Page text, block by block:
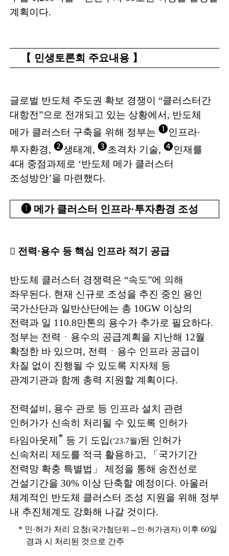
계획이다.
【 민생토론회 주요내용 】
글로벌 반도체 주도권 확보 경쟁이 “클러스터간
대항전”으로 전개되고 있는 상황에서 , 반도체
메가 클러스터 구축을 위해 정부는 ➊인프라·
투자환경, ➋생태계 , ➌초격차 기술, ➍인재를
4대 중점과제로 ‘반도체 메가 클러스터
조성방안’을 마련했다.
➊ 메가 클러스터 인프라·투자환경 조성
󰊱 전력·용수 등 핵심 인프라 적기 공급
반도체 클러스터 경쟁력은 “속도”에 의해
좌우된다. 현재 신규로 조성을 추진 중인 용인
국가산단과 일반산단에는 총 10GW 이상의
전력과 일 110.8만톤의 용수가 추가로 필요하다.
정부는 전력ㆍ용수의 공급계획을 지난해 12월
확정한 바 있으며, 전력ㆍ용수 인프라 공급이
차질 없이 진행될 수 있도록 지자체 등
관계기관과 함께 총력 지원할 계획이다.
전력설비, 용수 관로 등 인프라 설치 관련
인허가가 신속히 처리될 수 있도록 인허가
타임아웃제* 등 기 도입(‘23.7월)된 인허가
신속처리 제도를 적극 활용하고, 「국가기간
전력망 확충 특별법 」 제정을 통해 송전선로
건설기간을 30% 이상 단축할 예정이다. 아울러
체계적인 반도체 클러스터 조성 지원을 위해 정부
내 추진체계도 강화해 나갈 것이다.
* 인·허가 처리 요청(국가첨단위 → 인·허가권자) 이후 60일
경과 시 처리된 것으로 간주